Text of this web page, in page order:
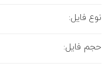
نوع فایل:
حجم فایل: